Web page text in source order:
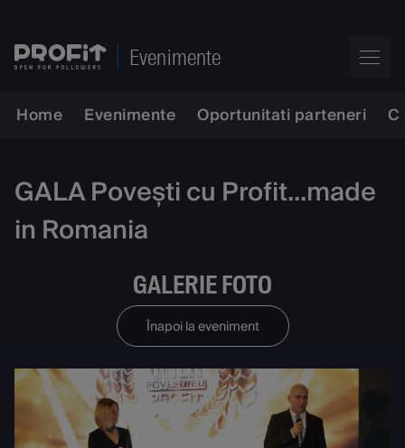
Evenimente
Home Evenimente Oportunitati parteneri
GALA Povești cu Profit...made
in Romania
GALERIE FOTO
Înapoi la eveniment